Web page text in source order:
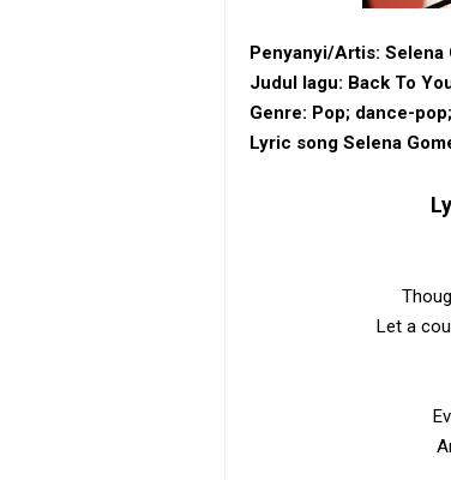
Penyanyi/Artis: Selena
Judul lagu: Back To
Genre: Pop; ‎dance-
Lyric song Selena
Let a